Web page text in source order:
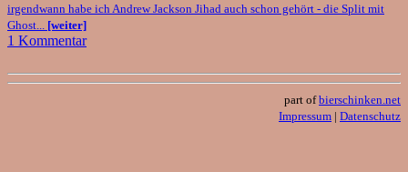
irgendwann habe ich Andrew Jackson Jihad auch schon gehört - die Split mit
Ghost... [weiter]
1 Kommentar
part ofbierschinken.net
Impressum | Datenschutz